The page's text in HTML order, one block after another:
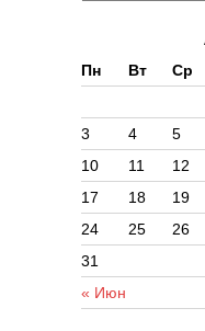
Пн
Вт Ср
« Июн
3
4 5
10
11 12
17
18 19
24
25 26
31